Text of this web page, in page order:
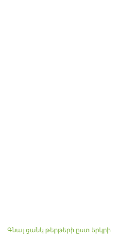
Գնալ ցանկ թերթերի ըստ երկրի